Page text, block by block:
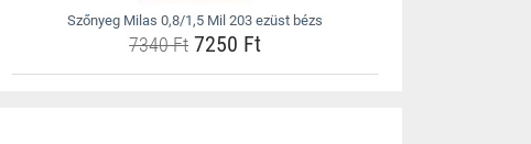
Szőnyeg Milas 0,8/1,5 Mil 203 ezüst bézs
7340 Ft 7250 Ft